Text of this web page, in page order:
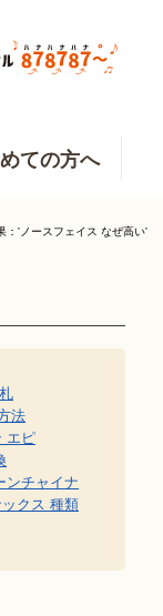
ての方へ
：'ノースフェイス なぜ高い'
法
エピ
ンチャイナ
クス 種類